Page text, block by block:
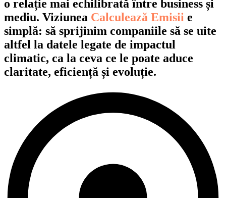
o relație mai echilibrată între business și
mediu. Viziunea Calculează Emisii e
simplă: să sprijinim companiile să se uite
altfel la datele legate de impactul
climatic, ca la ceva ce le poate aduce
claritate, eficiență și evoluție.